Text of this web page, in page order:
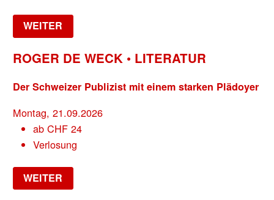
WEITER
ROGER DE WECK • LITERATUR
Der Schweizer Publizist mit einem starken Plädoyer
Montag, 21.09.2026
ab CHF24
Verlosung
WEITER